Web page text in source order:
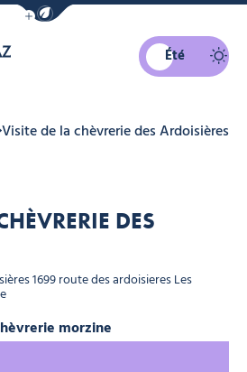
Afficher la barre de navigation du
Été
Visite de la chèvrerie des Ardoisières
DES
1699 route des ardoisieres Les
chèvrerie morzine, © Office de